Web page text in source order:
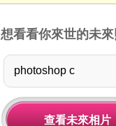
想看看你來世的未